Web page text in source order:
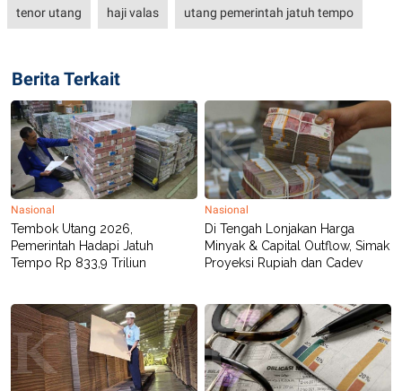
tenor utang haji valas utang pemerintah jatuh tempo
Berita Terkait
Nasional
Tembok Utang 2026,
Pemerintah Hadapi Jatuh
Tempo Rp 833,9 Triliun
Nasional
Di Tengah Lonjakan Harga
Minyak & Capital Outflow, Simak
Proyeksi Rupiah dan Cadev